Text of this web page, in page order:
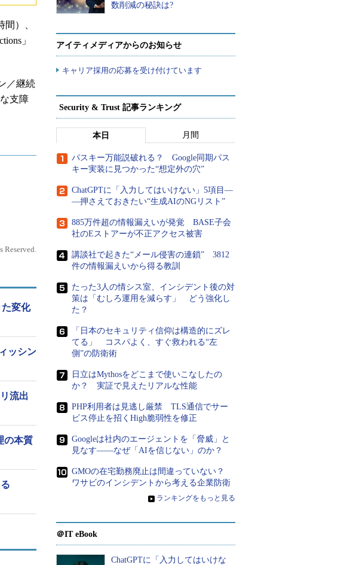
）、
」
／継続
支障
Reserved.
変化
ッシン
流出
の本質
数削減の秘訣は?
アイティメディアからのお知らせ
キャリア採用の応募を受け付けています
Security & Trust 記事ランキング
本日 月間
パスキー万能説破れる？ Google同期パス
キー実装に見つかった“想定外の穴”
ChatGPTに「入力してはいけない」5項目―
―押さえておきたい“生成AIのNGリスト”
885万件超の情報漏えいが発覚 BASE子会
社のEストアーが不正アクセス被害
講談社で起きた“メール侵害の連鎖” 3812
件の情報漏えいから得る教訓
たった3人の情シス室、インシデント後の対
策は「むしろ運用を減らす」 どう強化し
た？
「日本のセキュリティ信仰は構造的にズレ
てる」 コスパよく、すぐ救われる“左
側”の防衛術
日立はMythosをどこまで使いこなしたの
か？ 実証で見えたリアルな性能
PHP利用者は見逃し厳禁 TLS通信でサー
ビス停止を招くHigh脆弱性を修正
Googleは社内のエージェントを「脅威」と
見なす――なぜ「AIを信じない」のか？
GMOの在宅勤務廃止は間違っていない？
ワサビのインシデントから考える企業防衛
» ランキングをもっと見る
＠IT eBook
ChatGPTに「入力してはいけな